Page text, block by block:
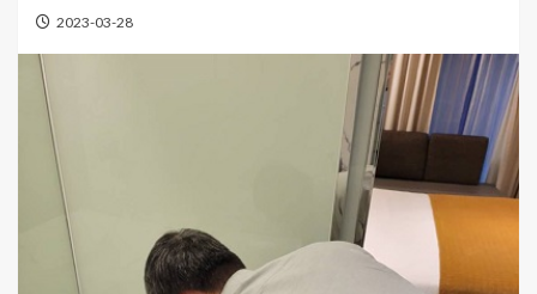
2023-03-28